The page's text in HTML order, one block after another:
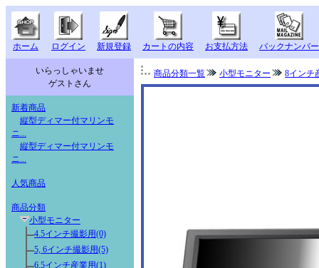
ホーム ログイン 新規登録 カートの内容 お支払方法 バックナンバー
いらっしゃいませ
ゲストさん
新着商品
縦型ディマー付マリンモ
ニ...
縦型ディマー付マリンモ
ニ...
人気商品
商品分類
小型モニター
4.5インチ撮影用(0)
5, 6インチ撮影用(5)
6.5インチ産業用(1)
商品分類一覧 小型モニター 8インチ